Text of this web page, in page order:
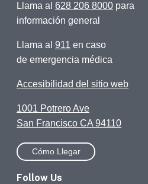
Llama al 628 206 8000 para
información general
Llama al 911 en caso
de emergencia médica
Accesibilidad del sitio web
1001 Potrero Ave
San Francisco CA 94110
Cómo Llegar
Follow Us